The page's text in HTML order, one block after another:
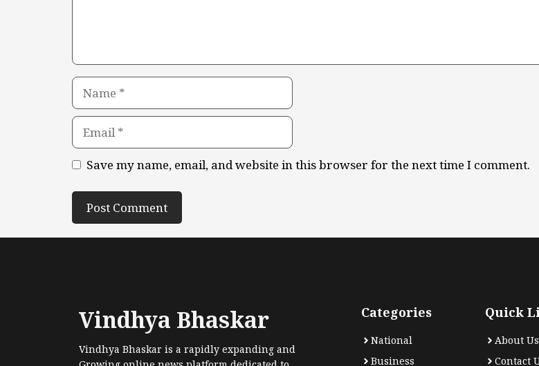
Name
Email
Save my name, email, and website in this browser for the next time I comment.
Vindhya Bhaskar
Vindhya Bhaskar is a rapidly expanding and
Categories
National
Business
Quick
About Us
Contact